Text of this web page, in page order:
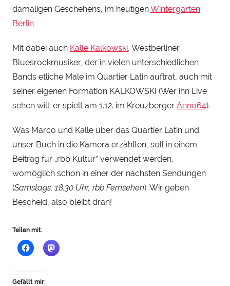
r
t
e
n
damaligen Geschehens, im heutigenWintergarten
Berlin
Mit dabei auch Kalle Kalkowski , Westberliner
Bluesrockmusiker, der in vielen unterschiedlichen
Bands etliche Male im Quartier Latin auftrat, auch mit
seiner eigenen Formation KALKOWSKI (Wer ihn Live
sehen will: er spielt am 1.12. im Kreuzberger Anno64).
Was Marco und Kalle über das Quartier Latin und
unser Buch in die Kamera erzählten, soll in einem
Beitrag für „rbb Kultur“ verwendet werden,
womöglich schon in einer der nächsten Sendungen
(Samstags, 18.30 Uhr, rbb Fernsehen). Wir geben
Bescheid, also bleibt dran!
Teilen mit:
Gefällt mir: